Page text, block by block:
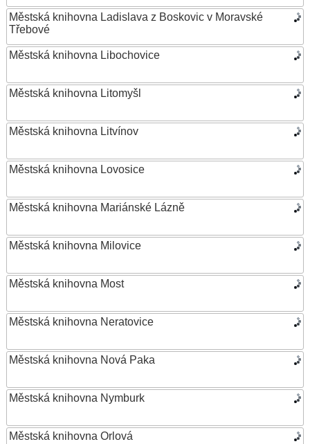
Městská knihovna Ladislava z Boskovic v Moravské
Třebové
Městská knihovna Libochovice
Městská knihovna Litomyšl
Městská knihovna Litvínov
Městská knihovna Lovosice
Městská knihovna Mariánské Lázně
Městská knihovna Milovice
Městská knihovna Most
Městská knihovna Neratovice
Městská knihovna Nová Paka
Městská knihovna Nymburk
Městská knihovna Orlová